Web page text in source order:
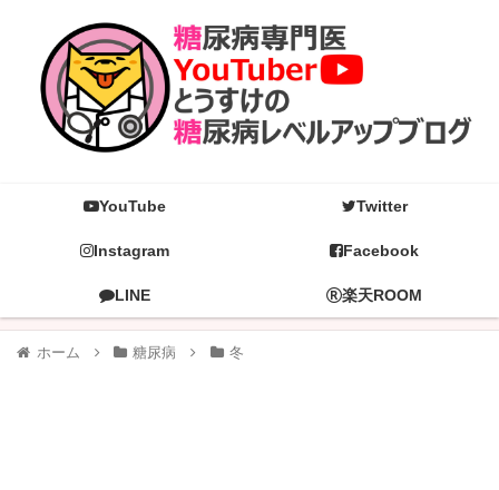
YouTube Twitter
Instagram Facebook
LINE 楽天ROOM
ホーム 糖尿病 冬